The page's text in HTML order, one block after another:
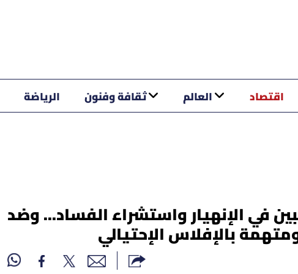
اقتصاد العالم ثقافة وفنون الرياضة
في الإنهيار واستشراء الفساد... وضد
بالإفلاس الإحتيالي